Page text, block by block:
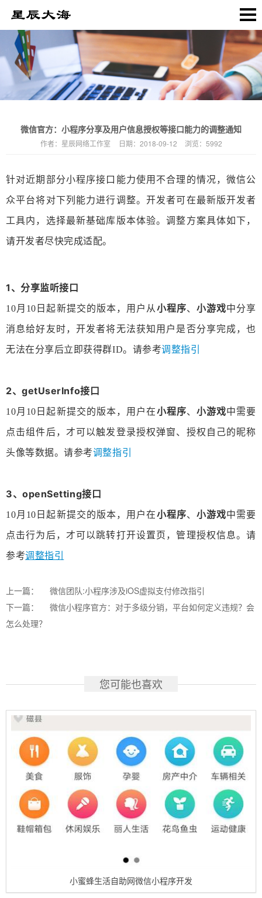
微信官方：小程序分享及用户信息授权等接口能力的调整通知
作者： 星辰网络工作室 日期： 2018-09-12 浏览： 5992
针对近期部分小程序接口能力使用不合理的情况，微信公
众平台将对下列能力进行调整。开发者可在最新版开发者
工具内，选择最新基础库版本体验。调整方案具体如下，
请开发者尽快完成适配。
1、分享监听接口
10月10日起新提交的版本，用户从 小程序、 小游戏中分享
消息给好友时，开发者将无法获知用户是否分享完成，也
无法在分享后立即获得群ID。请参考调整指引
2、getUserInfo接口
10月10日起新提交的版本，用户在小程序、 小游戏中需要
点击组件后，才可以触发登录授权弹窗、授权自己的昵称
头像等数据。请参考调整指引
3、openSetting接口
10月10日起新提交的版本，用户在小程序、 小游戏中需要
点击行为后，才可以跳转打开设置页，管理授权信息。请
参考调整指引
上一篇：
微信团队:小程序涉及iOS虚拟支付修改指引
下一篇：
微信小程序官方：对于多级分销，平台如何定义违规？会
怎么处理？
您可能也喜欢
小蜜蜂生活自助网微信小程序开发